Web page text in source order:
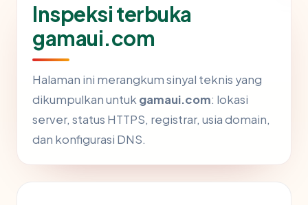
Inspeksi terbuka
gamaui.com
Halaman ini merangkum sinyal teknis yang
dikumpulkan untukgamaui.com: lokasi
server, status HTTPS, registrar, usia domain,
dan konfigurasi DNS.